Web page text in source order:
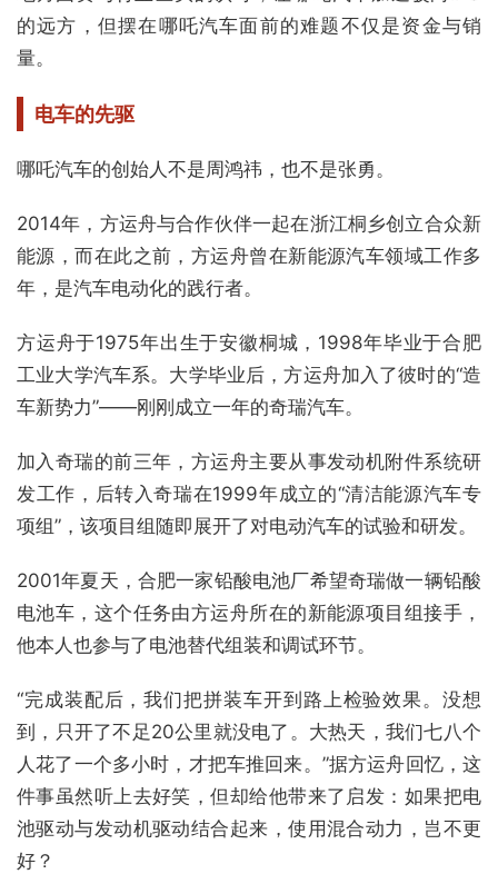
的远方，但摆在哪吒汽车面前的难题不仅是资金与销
量。
电车的先驱
哪吒汽车的创始人不是周鸿祎，也不是张勇。
2014年，方运舟与合作伙伴一起在浙江桐乡创立合众新
能源，而在此之前，方运舟曾在新能源汽车领域工作多
年，是汽车电动化的践行者。
方运舟于1975年出生于安徽桐城，1998年毕业于合肥
工业大学汽车系。大学毕业后，方运舟加入了彼时的“造
车新势力”——刚刚成立一年的奇瑞汽车。
加入奇瑞的前三年，方运舟主要从事发动机附件系统研
发工作，后转入奇瑞在1999年成立的“清洁能源汽车专
项组”，该项目组随即展开了对电动汽车的试验和研发。
2001年夏天，合肥一家铅酸电池厂希望奇瑞做一辆铅酸
电池车，这个任务由方运舟所在的新能源项目组接手，
他本人也参与了电池替代组装和调试环节。
“完成装配后，我们把拼装车开到路上检验效果。没想
到，只开了不足20公里就没电了。大热天，我们七八个
人花了一个多小时，才把车推回来。”据方运舟回忆，这
件事虽然听上去好笑，但却给他带来了启发：如果把电
池驱动与发动机驱动结合起来，使用混合动力，岂不更
好？